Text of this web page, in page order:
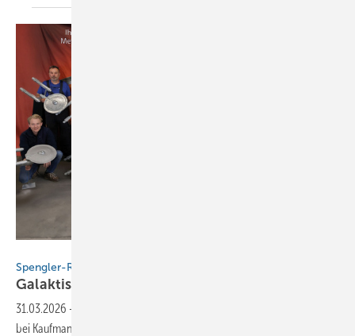
Spengler-Raumschiffe sicher gelandet!
Galaktisches Workshopfinale in
31.03.2026 -
bei Kaufmann in Ulm ist es gelungen, die über 100 Jahre alte Kunst der